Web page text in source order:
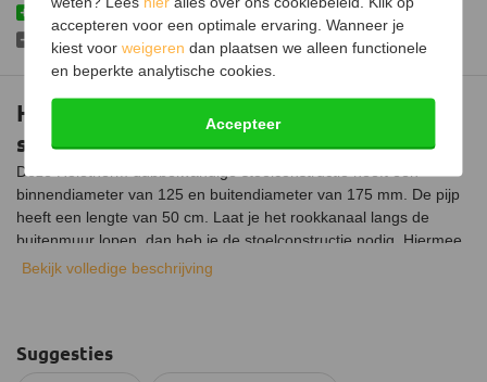
Holetherm dubbelwandige
stoelconstructie Ø125/175mm
Deze Holetherm dubbelwandige stoelconstructie heeft een
binnendiameter van 125 en buitendiameter van 175 mm. De pijp
heeft een lengte van 50 cm. Laat je het rookkanaal langs de
buitenmuur lopen, dan heb je de stoelconstructie nodig. Hiermee
maak je het rookkanaal vast aan de muur, zodat deze stevig en
De binnenkant van de buis is gemaakt van hoogwaardig RVS
Bekijk volledige beschrijving
Zorgt voor extra draagkracht
Alleen geschikt voor buiten
Suggesties
accepteren voor een optimale ervaring. Wanneer je
kiest voorweigeren dan plaatsen we alleen functionele
en beperkte analytische cookies.
Accepteer